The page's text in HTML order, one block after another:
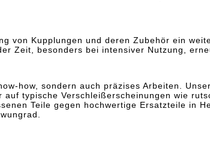
von Kupplungen und deren Zubehör ein
Zeit, besonders bei intensiver Nutzung,
how, sondern auch präzises Arbeiten.
typische Verschleißerscheinungen wie
Teile gegen hochwertige Ersatzteile in